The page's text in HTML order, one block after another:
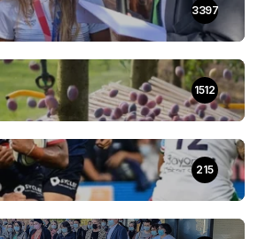
3397
1512
215